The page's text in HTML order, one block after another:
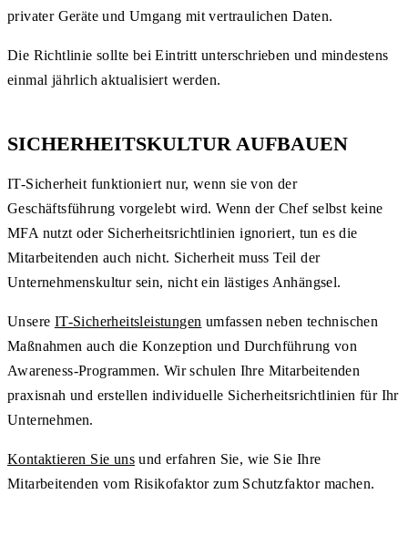
privater Geräte und Umgang mit vertraulichen Daten.
Die Richtlinie sollte bei Eintritt unterschrieben und mindestens
einmal jährlich aktualisiert werden.
SICHERHEITSKULTUR AUFBAUEN
IT-Sicherheit funktioniert nur, wenn sie von der
Geschäftsführung vorgelebt wird. Wenn der Chef selbst keine
MFA nutzt oder Sicherheitsrichtlinien ignoriert, tun es die
Mitarbeitenden auch nicht. Sicherheit muss Teil der
Unternehmenskultur sein, nicht ein lästiges Anhängsel.
Unsere IT-Sicherheitsleistungen umfassen neben technischen
Maßnahmen auch die Konzeption und Durchführung von
Awareness-Programmen. Wir schulen Ihre Mitarbeitenden
praxisnah und erstellen individuelle Sicherheitsrichtlinien für Ihr
Unternehmen.
Kontaktieren Sie uns und erfahren Sie, wie Sie Ihre
Mitarbeitenden vom Risikofaktor zum Schutzfaktor machen.